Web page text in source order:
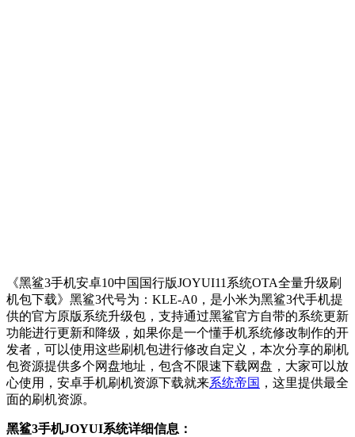
《黑鲨3手机安卓10中国国行版JOYUI11系统OTA全量升级刷
机包下载》黑鲨3代号为：KLE-A0，是小米为黑鲨3代手机提
供的官方原版系统升级包，支持通过黑鲨官方自带的系统更新
功能进行更新和降级，如果你是一个懂手机系统修改制作的开
发者，可以使用这些刷机包进行修改自定义，本次分享的刷机
包资源提供多个网盘地址，包含不限速下载网盘，大家可以放
心使用，安卓手机刷机资源下载就来系统帝国 ，这里提供最全
面的刷机资源。
黑鲨3手机JOYUI系统详细信息：